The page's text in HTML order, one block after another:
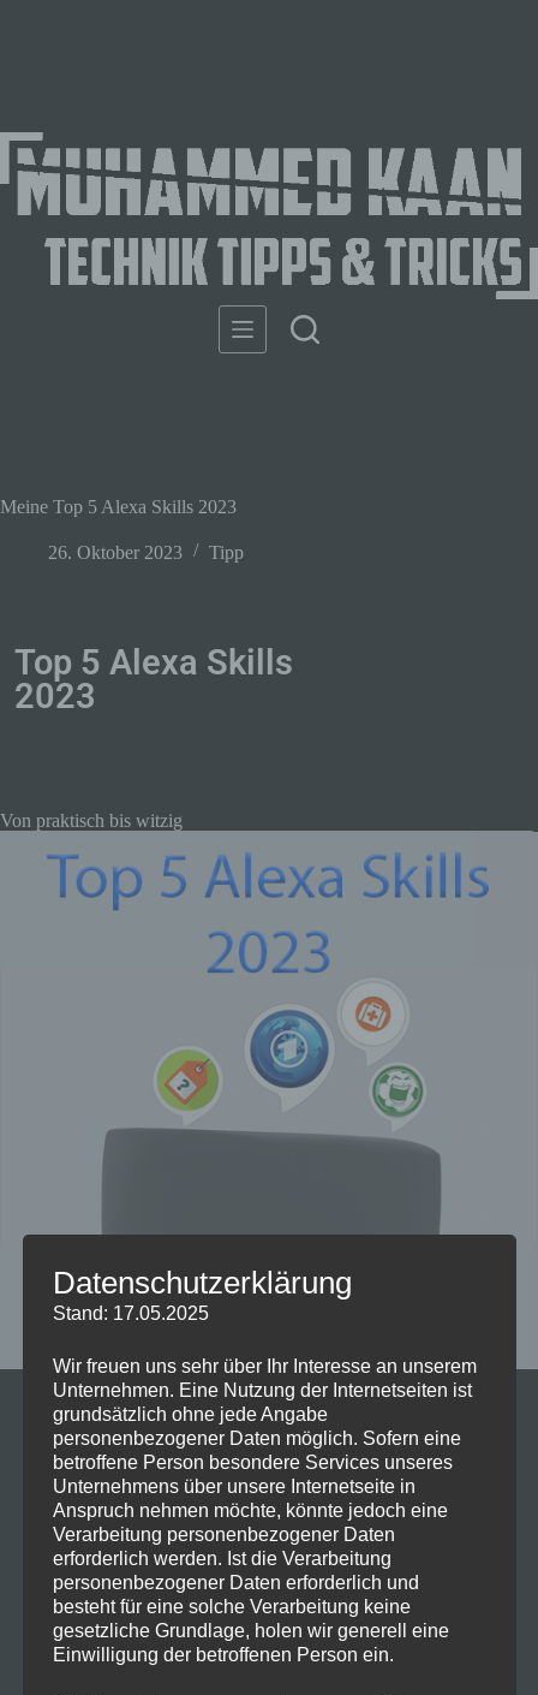
Meine Top 5 Alexa Skills 2023
26. Oktober 2023 Tipp
Top 5 Alexa Skills
2023
Von praktisch bis witzig
Alexa ist der intelligenteste
Sprachassistent, den es gibt. Einen Grund
dafür sind die Skills, die man
nachträglich installieren kann. Die 5
besten zeige ich euch jetzt:
1.Telefon-Finder
Mit diesem Skill kann man sein Handy
finden, auch wenn es auf lautlos gestellt
Datenschutzerklärung
Stand: 17.05.2025
Wir freuen uns sehr über Ihr Interesse an unserem
Unternehmen. Eine Nutzung der Internetseiten ist
grundsätzlich ohne jede Angabe
personenbezogener Daten möglich. Sofern eine
betroffene Person besondere Services unseres
Unternehmens über unsere Internetseite in
Anspruch nehmen möchte, könnte jedoch eine
Verarbeitung personenbezogener Daten
erforderlich werden. Ist die Verarbeitung
personenbezogener Daten erforderlich und
besteht für eine solche Verarbeitung keine
gesetzliche Grundlage, holen wir generell eine
Einwilligung der betroffenen Person ein.